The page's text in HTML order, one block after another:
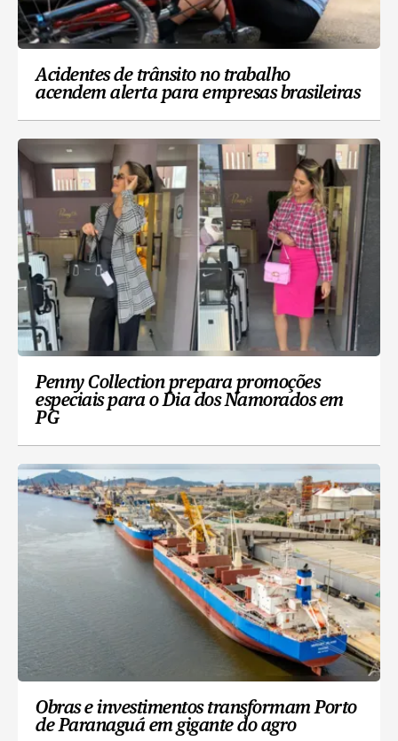
Acidentes de trânsito no trabalho
acendem alerta para empresas brasileiras
Penny Collection prepara promoções
especiais para o Dia dos Namorados em
PG
Obras e investimentos transformam Porto
de Paranaguá em gigante do agro